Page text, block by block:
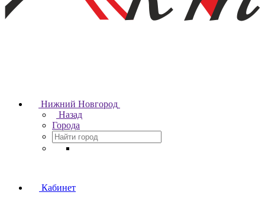
Нижний Новгород
Назад
Города
Кабинет